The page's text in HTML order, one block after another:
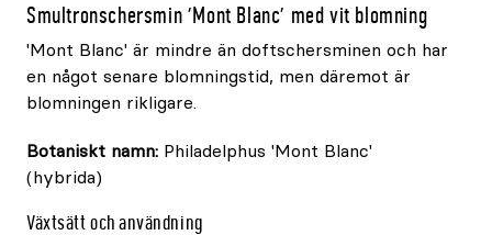
Smultronschersmin 'Mont Blanc' med vit blomning
'Mont Blanc' är mindre än doftschersminen och har
en något senare blomningstid, men däremot är
blomningen rikligare.
Botaniskt namn: Philadelphus 'Mont Blanc'
(hybrida)
Växtsätt och användning